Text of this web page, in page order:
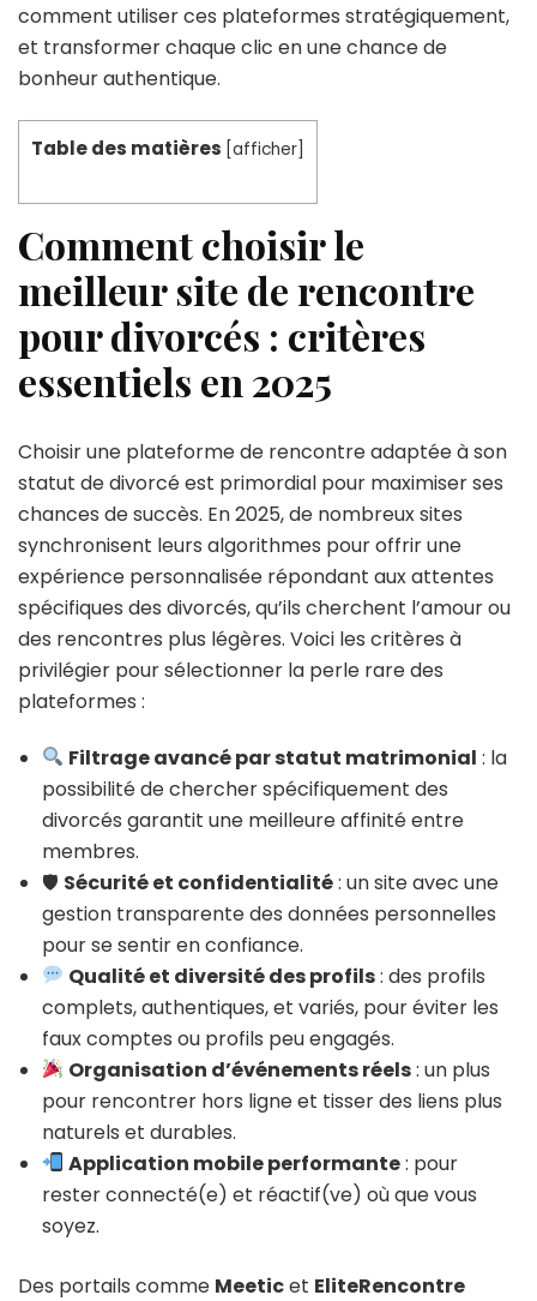
comment utiliser ces plateformes stratégiquement,
et transformer chaque clic en une chance de
bonheur authentique.
Table des matières [afficher]
Comment choisir le
meilleur site de rencontre
pour divorcés : critères
essentiels en 2025
Choisir une plateforme de rencontre adaptée à son
statut de divorcé est primordial pour maximiser ses
chances de succès. En 2025, de nombreux sites
synchronisent leurs algorithmes pour offrir une
expérience personnalisée répondant aux attentes
spécifiques des divorcés, qu’ils cherchent l’amour ou
des rencontres plus légères. Voici les critères à
privilégier pour sélectionner la perle rare des
plateformes :
Filtrage avancé par statut matrimonial : la
possibilité de chercher spécifiquement des
divorcés garantit une meilleure affinité entre
membres.
🛡 Sécurité et confidentialité: un site avec une
gestion transparente des données personnelles
pour se sentir en confiance.
Qualité et diversité des profils: des profils
complets, authentiques, et variés, pour éviter les
faux comptes ou profils peu engagés.
Organisation d’événements réels: un plus
pour rencontrer hors ligne et tisser des liens plus
naturels et durables.
Application mobile performante: pour
rester connecté(e) et réactif(ve) où que vous
soyez.
Des portails comme Meeticet EliteRencontre